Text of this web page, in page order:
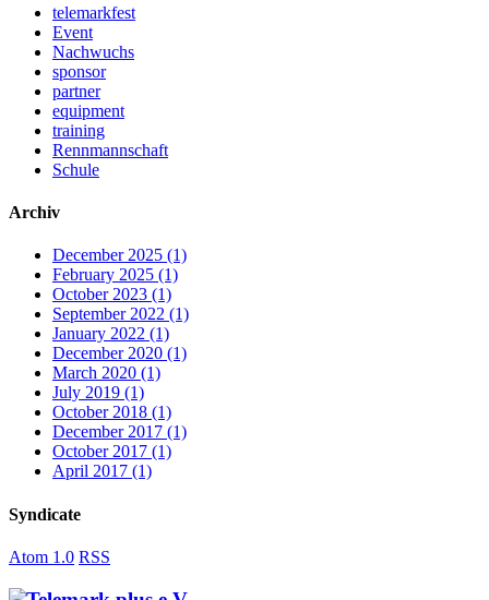
telemarkfest
Event
Nachwuchs
sponsor
partner
equipment
training
Rennmannschaft
Schule
Archiv
December 2025 (1)
February 2025 (1)
October 2023 (1)
September 2022 (1)
January 2022 (1)
December 2020 (1)
March 2020 (1)
July 2019 (1)
October 2018 (1)
December 2017 (1)
October 2017 (1)
April 2017 (1)
Syndicate
Atom 1.0 RSS